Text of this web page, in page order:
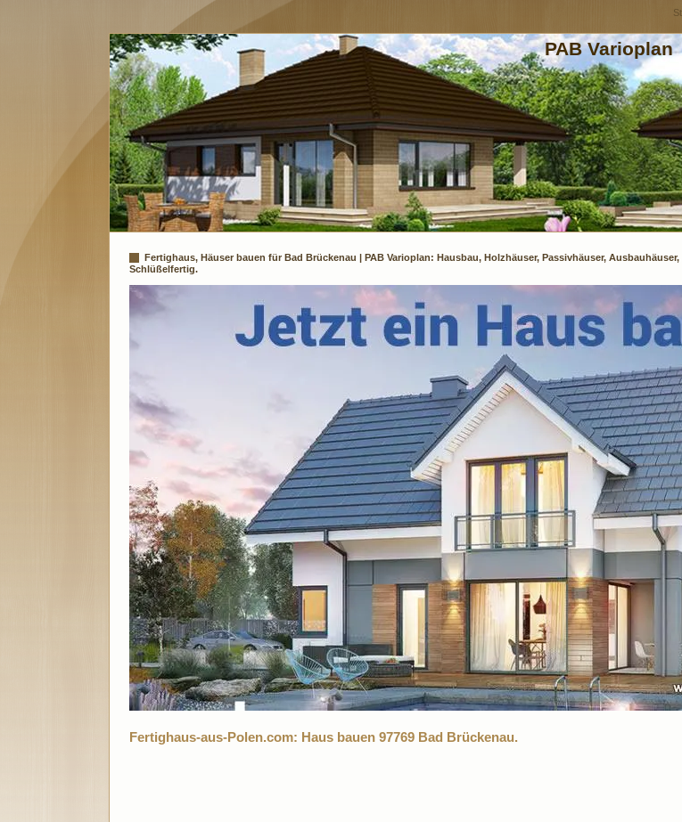
PAB Varioplan
Fertighaus, Häuser bauen für Bad Brückenau | PAB Varioplan: Hausbau, Holzhäuser, Passivhäuser,
Schlüßelfertig.
Fertighaus-aus-Polen.com: Haus bauen 97769 Bad Brückenau.